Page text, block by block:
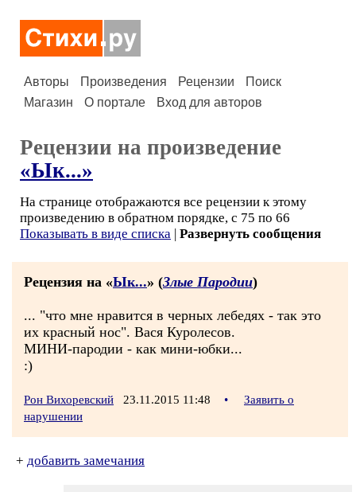
Авторы Произведения Рецензии
Поиск
Магазин
О портале Вход для авторов
Рецензии на произведение
«Ык...»
На странице отображаются все рецензии к этому
произведению в обратном порядке, с 75 по 66
Показывать в виде списка | Развернуть сообщения
Рецензия на «Ык...» (Злые Пародии)
... "что мне нравится в черных лебедях - так это
их красный нос". Вася Куролесов.
МИНИ-пародии - как мини-юбки...
:)
Рон Вихоревский 23.11.2015 11:48 •
Заявить о
нарушении
+ добавить замечания